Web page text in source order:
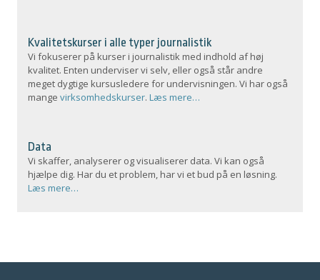
Kvalitetskurser i alle typer journalistik
Vi fokuserer på kurser i journalistik med indhold af høj
kvalitet. Enten underviser vi selv, eller også står andre
meget dygtige kursusledere for undervisningen. Vi har også
mangevirksomhedskurser.Læs mere…
Data
Vi skaffer, analyserer og visualiserer data. Vi kan også
hjælpe dig. Har du et problem, har vi et bud på en løsning.
Læs mere…